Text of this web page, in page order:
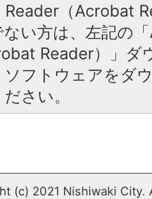
Reader（Acrobat
い方は、左記の
Reader）」ダ
ソフトウェアをダ
さい。
(c) 2021 Nishiwaki City.